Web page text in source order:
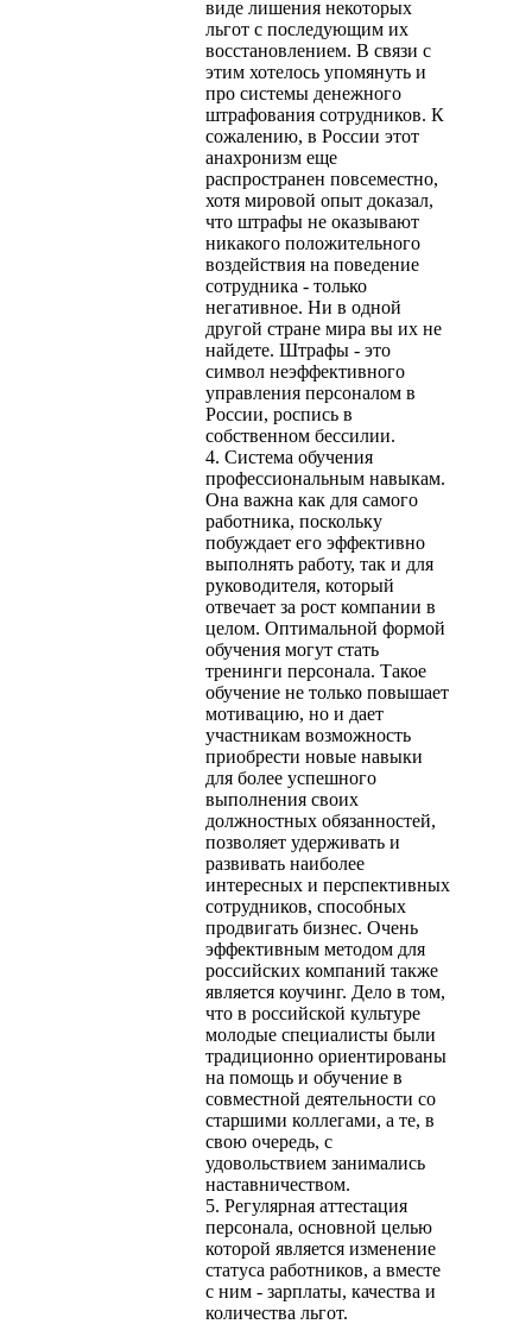
виде лишения некоторых
льгот с последующим их
восстановлением. В связи с
этим хотелось упомянуть и
про системы денежного
штрафования сотрудников. К
сожалению, в России этот
анахронизм еще
распространен повсеместно,
хотя мировой опыт доказал,
что штрафы не оказывают
никакого положительного
воздействия на поведение
сотрудника - только
негативное. Ни в одной
другой стране мира вы их не
найдете. Штрафы - это
символ неэффективного
управления персоналом в
России, роспись в
собственном бессилии.
4. Система обучения
профессиональным навыкам.
Она важна как для самого
работника, поскольку
побуждает его эффективно
выполнять работу, так и для
руководителя, который
отвечает за рост компании в
целом. Оптимальной формой
обучения могут стать
тренинги персонала. Такое
обучение не только повышает
мотивацию, но и дает
участникам возможность
приобрести новые навыки
для более успешного
выполнения своих
должностных обязанностей,
позволяет удерживать и
развивать наиболее
интересных и перспективных
сотрудников, способных
продвигать бизнес. Очень
эффективным методом для
российских компаний также
является коучинг. Дело в том,
что в российской культуре
молодые специалисты были
традиционно ориентированы
на помощь и обучение в
совместной деятельности со
старшими коллегами, а те, в
свою очередь, с
удовольствием занимались
наставничеством.
5. Регулярная аттестация
персонала, основной целью
которой является изменение
статуса работников, а вместе
с ним - зарплаты, качества и
количества льгот.